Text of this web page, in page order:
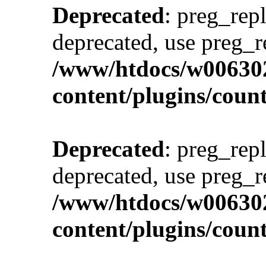
Deprecated:
deprecated, use
/www/htdocs/
content/plugins/
Deprecated:
deprecated, use
/www/htdocs/
content/plugins/